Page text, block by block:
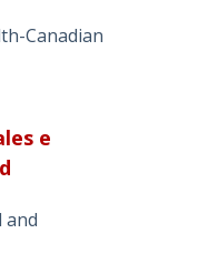
Canadian
e
and